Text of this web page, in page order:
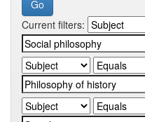
Current filters: